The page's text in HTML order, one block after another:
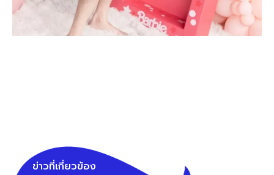
ข่าวที่เกี่ยวข้อง